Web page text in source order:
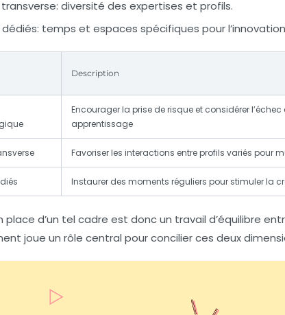
diversité des expertises et profils.
temps et espaces spécifiques pour
Description
Encourager la prise de risque et considérer
apprentissage
Favoriser les interactions entre profils variés pour
Instaurer des moments réguliers pour stimuler la
place d’un tel cadre est donc un travail d’équilibre
joue un rôle central pour concilier ces deux